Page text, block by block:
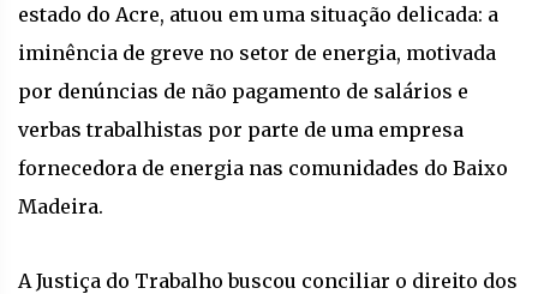
estado do Acre, atuou em uma situação delicada: a
iminência de greve no setor de energia, motivada
por denúncias de não pagamento de salários e
verbas trabalhistas por parte de uma empresa
fornecedora de energia nas comunidades do Baixo
Madeira.
A Justiça do Trabalho buscou conciliar o direito dos